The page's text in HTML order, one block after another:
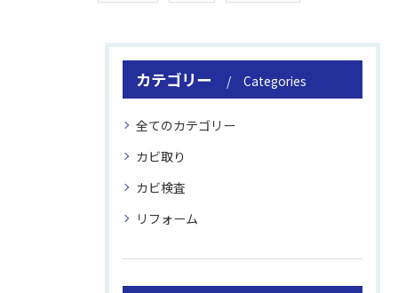
カテゴリー Categories
全てのカテゴリー
カビ取り
カビ検査
リフォーム